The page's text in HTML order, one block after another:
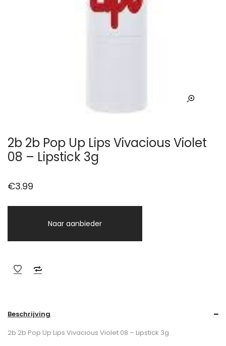
2b 2b Pop Up Lips Vivacious Violet
08 – Lipstick 3g
€3.99
Naar aanbieder
Beschrijving
2b 2b Pop Up Lips Vivacious Violet 08 – Lipstick 3g